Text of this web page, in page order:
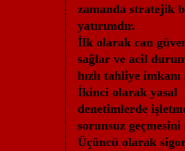
zamanda stratejik
yatırımdır.
İlk olarak can
sağlar ve acil
hızlı tahliye imkanı
İkinci olarak yasal
denetimlerde
sorunsuz geçmesini
Üçüncü olarak